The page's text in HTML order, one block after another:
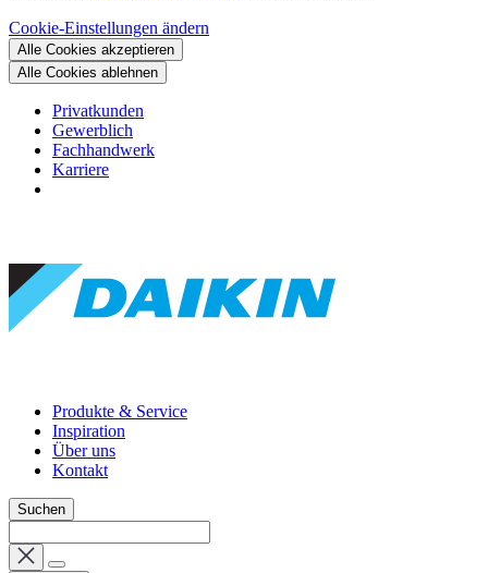
Cookie-Einstellungen ändern
Alle Cookies akzeptieren
Alle Cookies ablehnen
Privatkunden
Gewerblich
Fachhandwerk
Karriere
Produkte & Service
Inspiration
Über uns
Kontakt
Suchen